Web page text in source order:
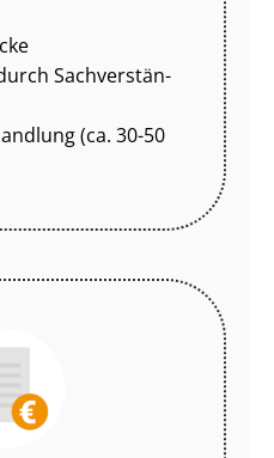
Sach­ver­stän­
(ca. 30-50